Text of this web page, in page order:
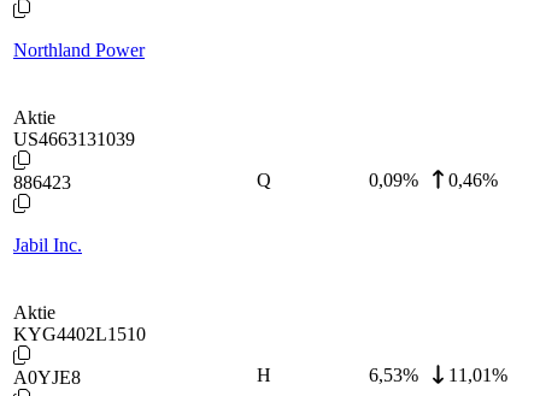
Northland Power
Aktie
US4663131039
886423
Jabil Inc.
Q 0,09% 0,46%
Aktie
KYG4402L1510
A0YJE8 H 6,53% 11,01%